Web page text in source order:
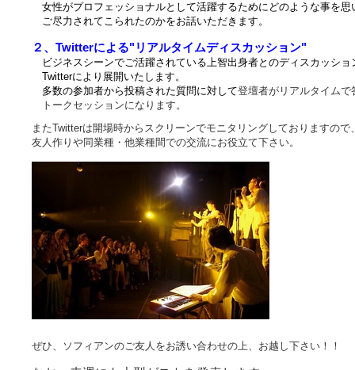
女性がプロフェッショナルとして活躍するためにどのような事を思
ご尽力されてこられたのかをお話いただきます。
２、Twitterによる"リアルタイムディスカッション"
ビジネスシーンでご活躍されている上智出身者とのディスカッショ
Twitterにより展開いたします。
多数の参加者から投稿された質問に対して登壇者がリアルタイムで
トークセッションになります。
またTwitterは開場時からスクリーンでモニタリングしておりますので
友人作りや同業種・他業種間での交流にお役立て下さい。
ぜひ、ソフィアンのご友人をお誘い合わせの上、 お越し下さい！！